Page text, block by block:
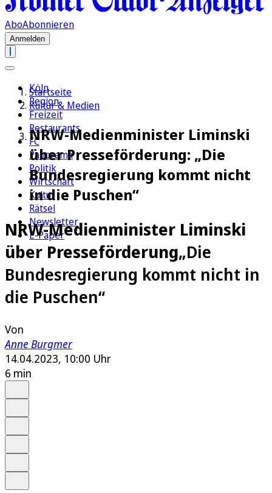
AboAbonnieren
Anmelden
Köln
Region
Freizeit
Restaurants
FC
Panorama
Politik
Wirtschaft
Kultur
Rätsel
Newsletter
E-Paper
Startseite
Kultur & Medien
NRW-Medienminister Liminski
über Presseförderung: „Die
Bundesregierung kommt nicht
in die Puschen“
NRW-Medienminister Liminski
über Presseförderung„Die
Bundesregierung kommt nicht in
die Puschen“
Von
Anne Burgmer
14.04.2023, 10:00 Uhr
6 min